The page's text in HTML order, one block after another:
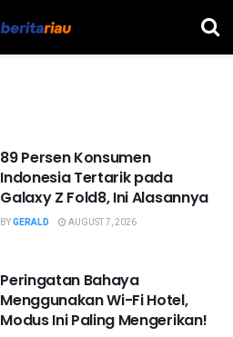
89 Persen Konsumen
Indonesia Tertarik pada
Galaxy Z Fold8, Ini Alasannya
BYGERALD AUGUST 7, 2026
Peringatan Bahaya
Menggunakan Wi-Fi Hotel,
Modus Ini Paling Mengerikan!